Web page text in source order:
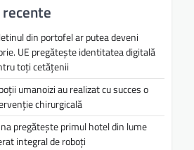
din portofel ar putea deveni
UE pregătește identitatea digitală
toți cetățenii
umanoizi au realizat cu succes o
chirurgicală
pregătește primul hotel din lume
integral de roboți